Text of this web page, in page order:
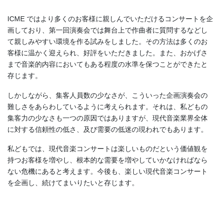
ICME ではより多くのお客様に親しんでいただけるコンサートを企
画しており、第一回演奏会では舞台上で作曲者に質問するなどし
て親しみやすい環境を作る試みをしました。その方法は多くのお
客様に温かく迎えられ、好評をいただきました。また、おかげさ
まで音楽的内容においてもある程度の水準を保つことができたと
存じます。
しかしながら、集客人員数の少なさが、こういった企画演奏会の
難しさをあらわしているように考えられます。それは、私どもの
集客力の少なさも一つの原因ではありますが、現代音楽業界全体
に対する信頼性の低さ、及び需要の低迷の現われでもあります。
私どもでは、現代音楽コンサートは楽しいものだという価値観を
持つお客様を増やし、根本的な需要を増やしていかなければなら
ない危機にあると考えます。今後も、楽しい現代音楽コンサート
を企画し、続けてまいりたいと存じます。